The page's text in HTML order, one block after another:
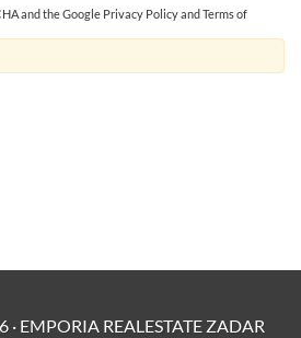
and the Google Privacy PolicyandTerms of
· EMPORIA REALESTATE ZADAR